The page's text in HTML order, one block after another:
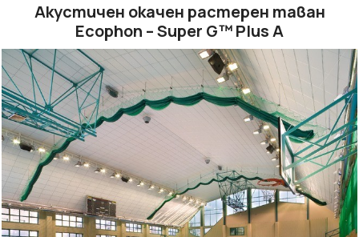
Акустичен окачен растерен таван
Ecophon – Super G™ Plus A